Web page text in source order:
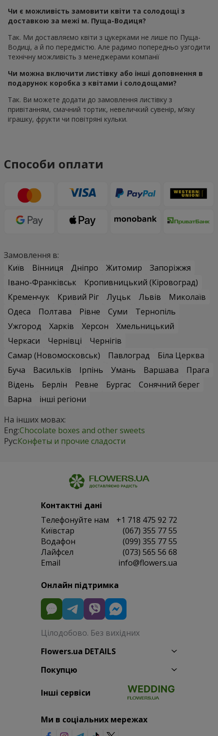
Чи є можливість замовити квіти та солодощі з
доставкою за межі м. Пуща-Водиця?
Так. Ми доставляємо квіти з цукерками не лише по Пуща-
Водиці, а й по передмістю. Але радимо попередньо узгодити
технічну можливість з менеджерами компанії
Чи можна включити листівку або інші доповнення в
подарунок коробка з квітами і солодощами?
Так. Ви можете додати до замовлення листівку з
привітанням, смачний тортик, невеличкий сувенір, м’яку
іграшку, фрукти чи повітряні кульки.
Способи оплати
Замовлення в:
Київ
Вінниця Дніпро Житомир
Запоріжжя
Івано-Франківськ
Кропивницький (Кіровоград)
Кременчук
Кривий Ріг Луцьк Львів
Миколаїв
Одеса
Полтава Рівне Суми
Тернопіль
Ужгород
Харків Херсон
Хмельницький
Черкаси
Чернівці
Чернігів
Самар (Новомосковськ)
Павлоград
Біла Церква
Буча
Васильків Ірпінь Умань Варшава
Прага
Відень
Берлін Ревне Бургас
Сонячний берег
Варна
інші регіони
На інших мовах:
Eng:Chocolate boxes and other sweets
Рус:Конфеты и прочие сладости
Контактні дані
Телефонуйте нам
+1 718 475 92 72
Київстар
(067) 355 77 55
Водафон
(099) 355 77 55
Лайфсел
(073) 565 56 68
Email
info@flowers.ua
Онлайн підтримка
Цілодобово. Без вихідних
Flowers.ua DETAILS
Покупцю
Інші сервіси
Ми в соціальних мережах